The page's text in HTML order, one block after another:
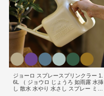
ジョーロ スプレースプリンクラー 1.
6L （ ジョウロ じょうろ 如雨露 水挿
し 散水 水やり 水さし スプレー ミス